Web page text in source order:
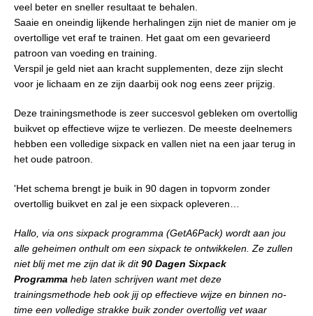
veel beter en sneller resultaat te behalen.
Saaie en oneindig lijkende herhalingen zijn niet de manier om je
overtollige vet eraf te trainen. Het gaat om een gevarieerd
patroon van voeding en training.
Verspil je geld niet aan kracht supplementen, deze zijn slecht
voor je lichaam en ze zijn daarbij ook nog eens zeer prijzig.
Deze trainingsmethode is zeer succesvol gebleken om overtollig
buikvet op effectieve wijze te verliezen. De meeste deelnemers
hebben een volledige sixpack en vallen niet na een jaar terug in
het oude patroon.
'Het schema brengt je buik in 90 dagen in topvorm zonder
overtollig buikvet en zal je een sixpack opleveren…
Hallo, via ons sixpack programma (GetA6Pack) wordt aan jou
alle geheimen onthult om een sixpack te ontwikkelen. Ze zullen
niet blij met me zijn dat ik dit90 Dagen Sixpack
Programma heb laten schrijven want met deze
trainingsmethode heb ook jij op effectieve wijze en binnen no-
time een volledige strakke buik zonder overtollig vet waar